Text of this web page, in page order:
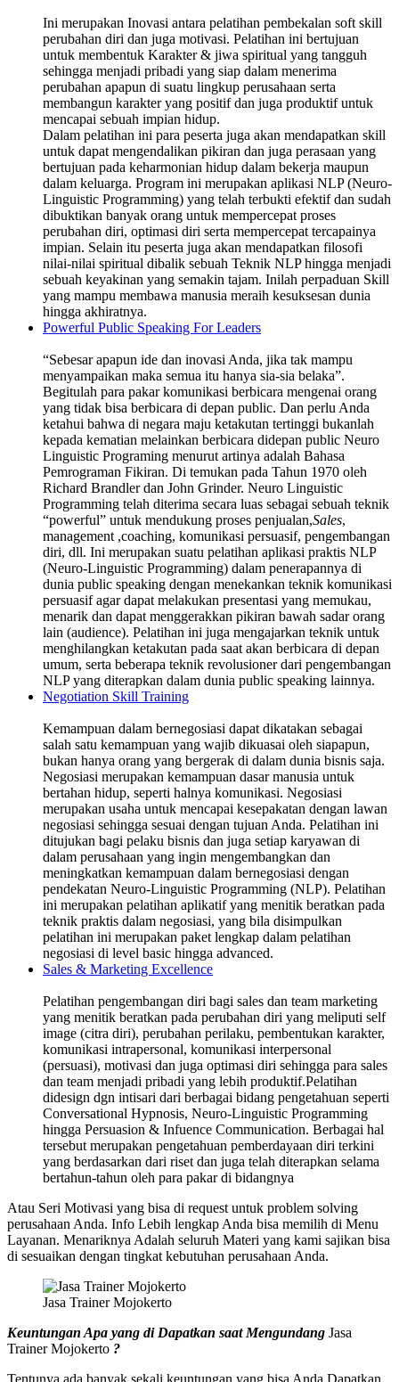
Ini merupakan Inovasi antara pelatihan pembekalan soft skill
perubahan diri dan juga motivasi. Pelatihan ini bertujuan
untuk membentuk Karakter & jiwa spiritual yang tangguh
sehingga menjadi pribadi yang siap dalam menerima
perubahan apapun di suatu lingkup perusahaan serta
membangun karakter yang positif dan juga produktif untuk
mencapai sebuah impian hidup.
Dalam pelatihan ini para peserta juga akan mendapatkan skill
untuk dapat mengendalikan pikiran dan juga perasaan yang
bertujuan pada keharmonian hidup dalam bekerja maupun
dalam keluarga. Program ini merupakan aplikasi NLP (Neuro-
Linguistic Programming) yang telah terbukti efektif dan sudah
dibuktikan banyak orang untuk mempercepat proses
perubahan diri, optimasi diri serta mempercepat tercapainya
impian. Selain itu peserta juga akan mendapatkan filosofi
nilai-nilai spiritual dibalik sebuah Teknik NLP hingga menjadi
sebuah keyakinan yang semakin tajam. Inilah perpaduan Skill
yang mampu membawa manusia meraih kesuksesan dunia
hingga akhiratnya.
Powerful Public Speaking For Leaders
“Sebesar apapun ide dan inovasi Anda, jika tak mampu
menyampaikan maka semua itu hanya sia-sia belaka”.
Begitulah para pakar komunikasi berbicara mengenai orang
yang tidak bisa berbicara di depan public. Dan perlu Anda
ketahui bahwa di negara maju ketakutan tertinggi bukanlah
kepada kematian melainkan berbicara didepan public Neuro
Linguistic Programing menurut artinya adalah Bahasa
Pemrograman Fikiran. Di temukan pada Tahun 1970 oleh
Richard Brandler dan John Grinder. Neuro Linguistic
Programming telah diterima secara luas sebagai sebuah teknik
“powerful” untuk mendukung proses penjualan,Sales,
management ,coaching, komunikasi persuasif, pengembangan
diri, dll. Ini merupakan suatu pelatihan aplikasi praktis NLP
(Neuro-Linguistic Programming) dalam penerapannya di
dunia public speaking dengan menekankan teknik komunikasi
persuasif agar dapat melakukan presentasi yang memukau,
menarik dan dapat menggerakkan pikiran bawah sadar orang
lain (audience). Pelatihan ini juga mengajarkan teknik untuk
menghilangkan ketakutan pada saat akan berbicara di depan
umum, serta beberapa teknik revolusioner dari pengembangan
NLP yang diterapkan dalam dunia public speaking lainnya.
Negotiation Skill Training
Kemampuan dalam bernegosiasi dapat dikatakan sebagai
salah satu kemampuan yang wajib dikuasai oleh siapapun,
bukan hanya orang yang bergerak di dalam dunia bisnis saja.
Negosiasi merupakan kemampuan dasar manusia untuk
bertahan hidup, seperti halnya komunikasi. Negosiasi
merupakan usaha untuk mencapai kesepakatan dengan lawan
negosiasi sehingga sesuai dengan tujuan Anda. Pelatihan ini
ditujukan bagi pelaku bisnis dan juga setiap karyawan di
dalam perusahaan yang ingin mengembangkan dan
meningkatkan kemampuan dalam bernegosiasi dengan
pendekatan Neuro-Linguistic Programming (NLP). Pelatihan
ini merupakan pelatihan aplikatif yang menitik beratkan pada
teknik praktis dalam negosiasi, yang bila disimpulkan
pelatihan ini merupakan paket lengkap dalam pelatihan
negosiasi di level basic hingga advanced.
Sales & Marketing Excellence
Pelatihan pengembangan diri bagi sales dan team marketing
yang menitik beratkan pada perubahan diri yang meliputi self
image (citra diri), perubahan perilaku, pembentukan karakter,
komunikasi intrapersonal, komunikasi interpersonal
(persuasi), motivasi dan juga optimasi diri sehingga para sales
dan team menjadi pribadi yang lebih produktif.Pelatihan
didesign dgn intisari dari berbagai bidang pengetahuan seperti
Conversational Hypnosis, Neuro-Linguistic Programming
hingga Persuasion & Infuence Communication. Berbagai hal
tersebut merupakan pengetahuan pemberdayaan diri terkini
yang berdasarkan dari riset dan juga telah diterapkan selama
bertahun-tahun oleh para pakar di bidangnya
Atau Seri Motivasi yang bisa di request untuk problem solving
perusahaan Anda. Info Lebih lengkap Anda bisa memilih di Menu
Layanan. Menariknya Adalah seluruh Materi yang kami sajikan bisa
di sesuaikan dengan tingkat kebutuhan perusahaan Anda.
Jasa Trainer Mojokerto
Keuntungan Apa yang di Dapatkan saat Mengundang Jasa
Trainer Mojokerto ?
Tentunya ada banyak sekali keuntungan yang bisa Anda Dapatkan